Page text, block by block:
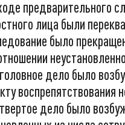
предварительного
лица были
было
дело было
воспрепятствования
дело было